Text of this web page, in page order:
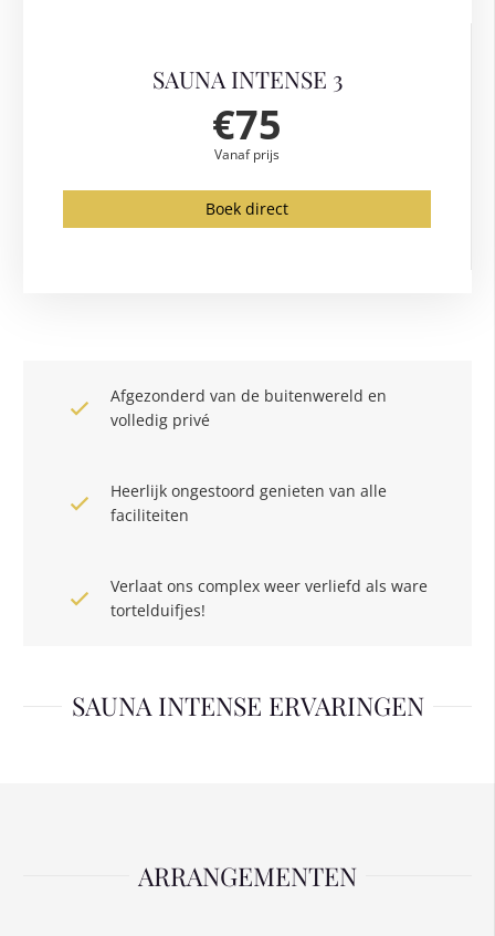
SAUNA INTENSE 3
€75
Vanaf prijs
Boek direct
Afgezonderd van de buitenwereld en
volledig privé
Heerlijk ongestoord genieten van alle
faciliteiten
Verlaat ons complex weer verliefd als ware
tortelduifjes!
SAUNA INTENSE ERVARINGEN
ARRANGEMENTEN